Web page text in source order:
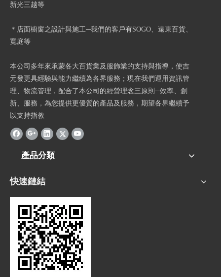
新光三越等
＊店面櫥窗之設計與施工─我們的客戶有SOGO、遠東百貨、
寬庭等
本公司多年來承蒙各大百貨業及服飾業的支持與指導，使吉
元發更具經驗與能力繼續為各界服務；現在我們運用資訊管
理、物流管理，配合了本公司的經營理念三原則─效率、創
新、服務，為您提供更優質的產品及服務，期望各界繼續予
以支持指教
產品分類
快速鏈結